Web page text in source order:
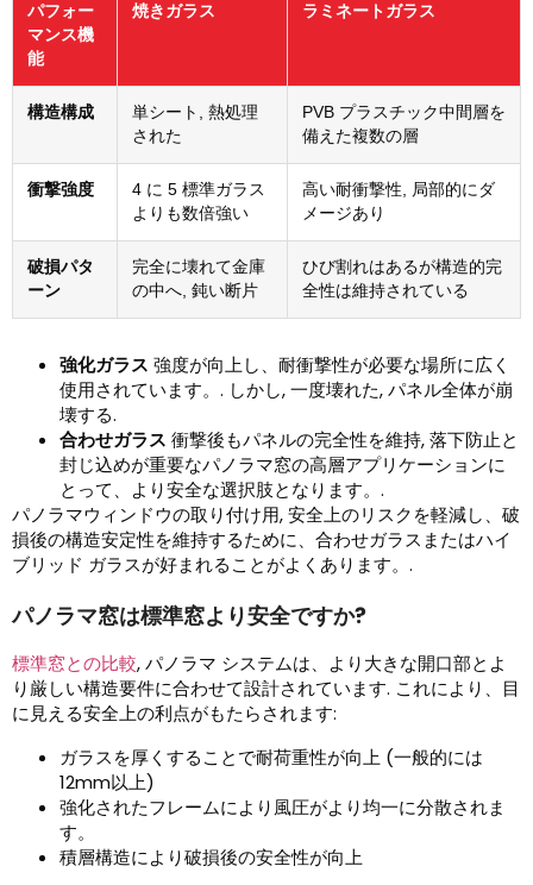
パフォー
マンス機
能
焼きガラス ラミネートガラス
構造構成
単シート, 熱処理
された
PVB プラスチック中間層を
備えた複数の層
衝撃強度
4 に 5 標準ガラス
よりも数倍強い
高い耐衝撃性, 局部的にダ
メージあり
破損パタ
ーン
完全に壊れて金庫
の中へ, 鈍い断片
ひび割れはあるが構造的完
全性は維持されている
強化ガラス 強度が向上し、耐衝撃性が必要な場所に広く
使用されています。. しかし, 一度壊れた, パネル全体が崩
壊する.
合わせガラス 衝撃後もパネルの完全性を維持, 落下防止と
封じ込めが重要なパノラマ窓の高層アプリケーションに
とって、より安全な選択肢となります。.
パノラマウィンドウの取り付け用, 安全上のリスクを軽減し、破
損後の構造安定性を維持するために、合わせガラスまたはハイ
ブリッド ガラスが好まれることがよくあります。.
パノラマ窓は標準窓より安全ですか?
標準窓との比較, パノラマ システムは、より大きな開口部とよ
り厳しい構造要件に合わせて設計されています. これにより、目
に見える安全上の利点がもたらされます:
ガラスを厚くすることで耐荷重性が向上 (一般的には
12mm以上)
強化されたフレームにより風圧がより均一に分散されま
す。
積層構造により破損後の安全性が向上